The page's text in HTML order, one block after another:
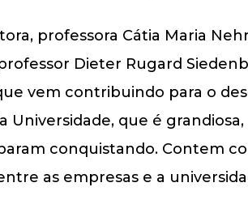
professora Cátia Maria
Dieter Rugard
vem contribuindo para o
Universidade, que é
conquistando. Contem
as empresas e a